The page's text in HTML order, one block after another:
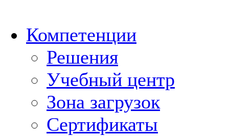
Компетенции
Решения
Учебный центр
Зона загрузок
Сертификаты